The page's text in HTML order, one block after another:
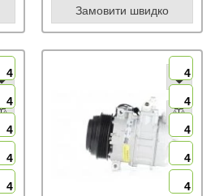
Замовити швидко
4
4
4
4
4
4
4
4
4
4